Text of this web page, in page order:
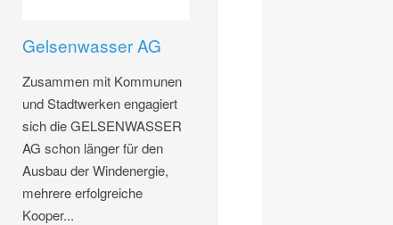
Gelsenwasser AG
Zusammen mit Kommunen
und Stadtwerken engagiert
sich die GELSENWASSER
AG schon länger für den
Ausbau der Windenergie,
mehrere erfolgreiche
Kooper...